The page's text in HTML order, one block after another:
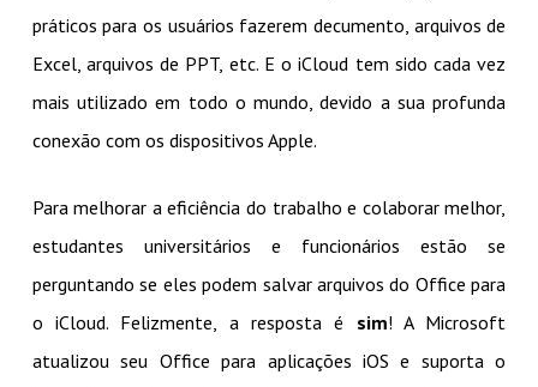
práticos para os usuários fazerem decumento, arquivos de
Excel, arquivos de PPT, etc. E o iCloud tem sido cada vez
mais utilizado em todo o mundo, devido a sua profunda
conexão com os dispositivos Apple.
Para melhorar a eficiência do trabalho e colaborar melhor,
estudantes universitários e funcionários estão se
perguntando se eles podem salvar arquivos do Office para
o iCloud. Felizmente, a resposta é sim! A Microsoft
atualizou seu Office para aplicações iOS e suporta o